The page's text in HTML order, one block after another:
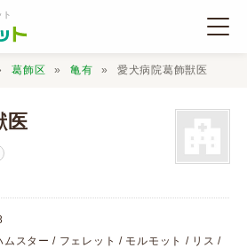
葛飾区 亀有 愛犬病院葛飾獣医
医
ムスター / フェレット / モルモット / リス /